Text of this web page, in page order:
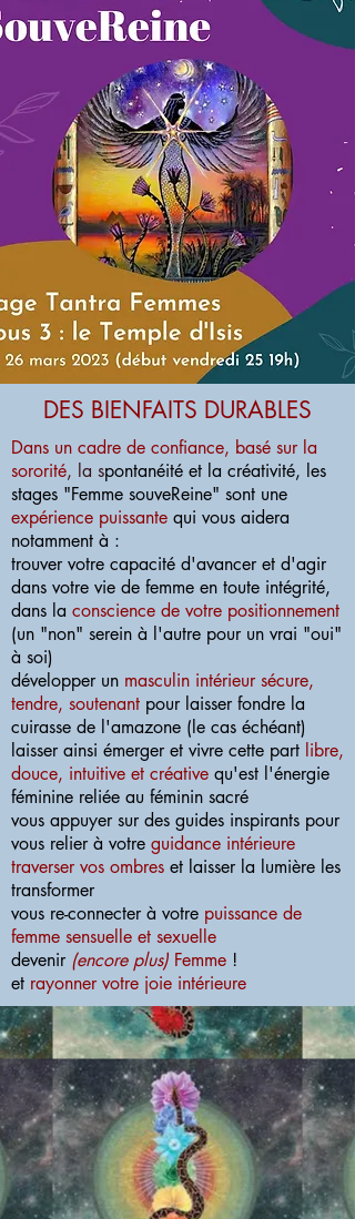
DES BIENFAITS DURABLES
Dans un cadre de confiance, basé sur la
sororité, la spontanéité et la créativité, les
stages "Femme souveReine" sont une
expérience puissante qui vous aidera
notamment à :
trouver votre capacité d'avancer et d'agir
dans votre vie de femme en toute intégrité,
dans la conscience de votre positionnement
(un "non" serein à l'autre pour un vrai "oui"
à soi)
développer un masculin intérieur sécure,
tendre, soutenant pour laisser fondre la
cuirasse de l'amazone (le cas échéant)
laisser ainsi émerger et vivre cette part libre,
douce, intuitive et créative qu'est l'énergie
féminine reliée au féminin sacré
vous appuyer sur des guides inspirants pour
vous relier à votre guidance intérieure
traverser vos ombres et laisser la lumière les
transformer
vous re-connecter à votre puissance de
femme sensuelle et sexuelle
devenir (encore plus) Femme !
et rayonner votre joie intérieure